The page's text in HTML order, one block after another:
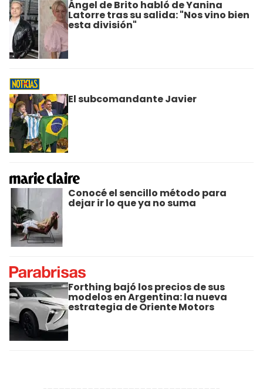
Ángel de Brito habló de Yanina
Latorre tras su salida: "Nos vino bien
esta división"
El subcomandante Javier
Conocé el sencillo método para
dejar ir lo que ya no suma
Forthing bajó los precios de sus
modelos en Argentina: la nueva
estrategia de Oriente Motors